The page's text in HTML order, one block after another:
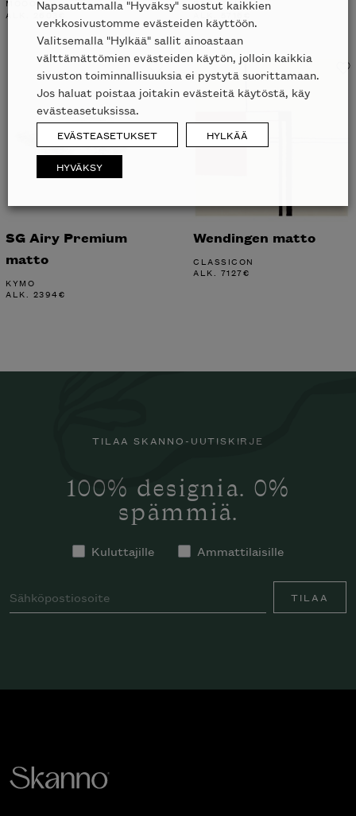
ALK. 2603€ ALK.5716€
SG Airy Premium
matto
KYMO
ALK. 2394€
Wendingen matto
CLASSICON
ALK. 7127€
TILAA SKANNO-UUTISKIRJE
100% designia. 0%
spämmiä.
Kuluttajille Ammattilaisille
TILAA
Napsauttamalla "Hyväksy" suostut kaikkien
verkkosivustomme evästeiden käyttöön.
Valitsemalla "Hylkää" sallit ainoastaan
välttämättömien evästeiden käytön, jolloin kaikkia
sivuston toiminnallisuuksia ei pystytä suorittamaan.
Jos haluat poistaa joitakin evästeitä käytöstä, käy
evästeasetuksissa.
EVÄSTEASETUKSET HYLKÄÄ
HYVÄKSY